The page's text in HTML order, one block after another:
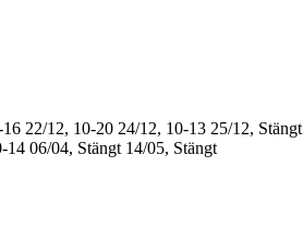
16 22/12, 10-20 24/12, 10-13 25/12, Stängt
14 06/04, Stängt 14/05, Stängt